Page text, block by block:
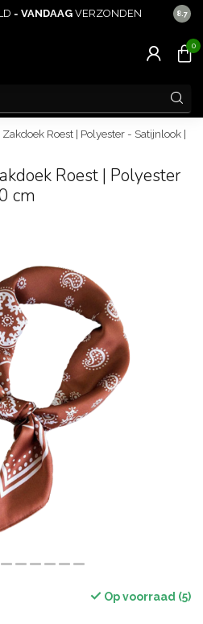
= VANDAAG VERZONDEN 8.7
0
Roest | Polyester - Satijnlook |
Roest | Polyester
cm
Op voorraad (5)